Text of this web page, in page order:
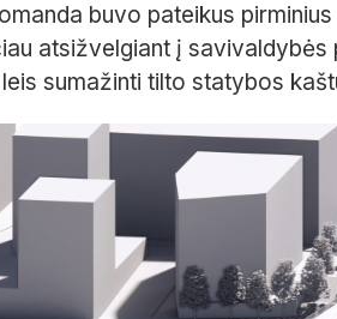
buvo pateikus
atsižvelgiant į
sumažinti tilto statybos